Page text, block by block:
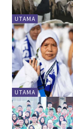
UTAMA
UTAMA